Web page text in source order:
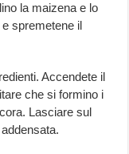
la maizena e lo
spremetene il
Accendete il
che si formino i
Lasciare sul